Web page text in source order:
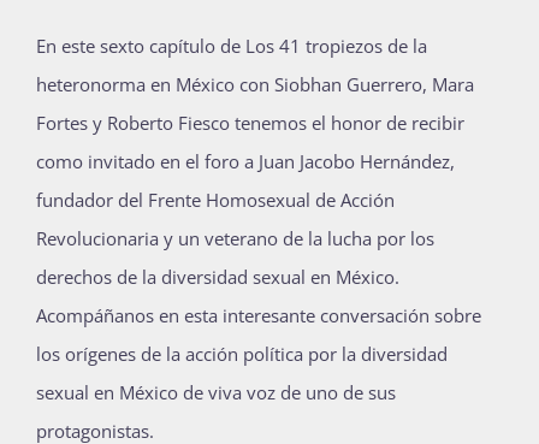
La Boletina
Blog
Recursos
Súmate
En este sexto capítulo de Los 41 tropiezos de la
heteronorma en México con Siobhan Guerrero, Mara
Fortes y Roberto Fiesco tenemos el honor de recibir
como invitado en el foro a Juan Jacobo Hernández,
fundador del Frente Homosexual de Acción
Revolucionaria y un veterano de la lucha por los
derechos de la diversidad sexual en México.
Acompáñanos en esta interesante conversación sobre
los orígenes de la acción política por la diversidad
sexual en México de viva voz de uno de sus
protagonistas.